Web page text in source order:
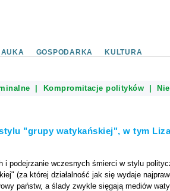
GOSPODARKA KULTURA
Kompromitacje polityków
"grupy watykańskiej", w tym
i podejrzanie wczesnych śmierci w stylu
(za której działalność jak się wydaje
państw, a ślady zwykle sięgają mediów